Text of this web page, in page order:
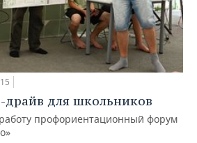
драйв для школьников
профориентационный форум